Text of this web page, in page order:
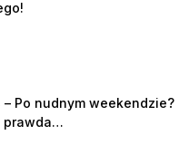
Po nudnym weekendzie?
prawda…